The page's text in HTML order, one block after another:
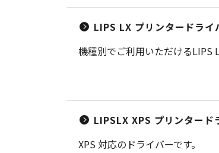
LIPS LX プリンタードラ
機種別でご利用いただけるLIPS
LIPSLX XPS プリンター
XPS 対応のドライバーです。